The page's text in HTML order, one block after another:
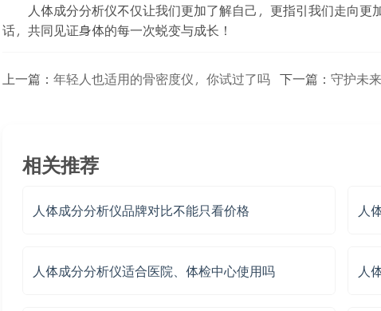
人体成分分析仪不仅让我们更加了解自己，更指引我们走向
话，共同见证身体的每一次蜕变与成长！
上一篇： 年轻人也适用的骨密度仪，你试过了吗 下一篇： 守护未
相关推荐
人体成分分析仪品牌对比不能只看价格 人
人体成分分析仪适合医院、体检中心使用吗 人